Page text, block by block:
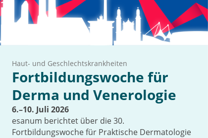
Haut- und Geschlechtskrankheiten
Fortbildungswoche für
Derma und Venerologie
6.–10. Juli 2026
esanum berichtet über die 30.
Fortbildungswoche für Praktische Dermatologie